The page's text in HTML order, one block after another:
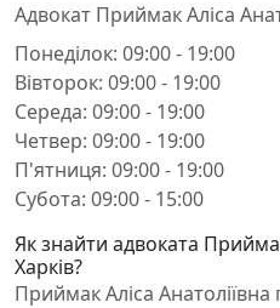
Адвокат Приймак Аліса
Понеділок: 09:00 - 19:00
Вівторок: 09:00 - 19:00
Середа: 09:00 - 19:00
Четвер: 09:00 - 19:00
П'ятниця: 09:00 - 19:00
Субота: 09:00 - 15:00
Як знайти адвоката
Харків?
Приймак Аліса